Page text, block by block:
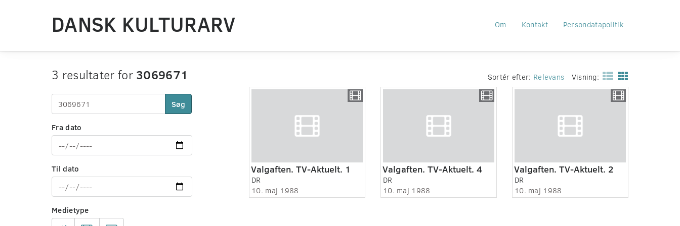
DANSK KULTURARV Om Kontakt Persondatapolitik
3 resultater for 3069671
Søg
Fra dato
Til dato
Medietype
Sortér efter: Relevans Visning:
Valgaften. TV-Aktuelt. 1
DR
10. maj 1988
Valgaften. TV-Aktuelt. 4
DR
10. maj 1988
Valgaften. TV-Aktuelt. 2
DR
10. maj 1988